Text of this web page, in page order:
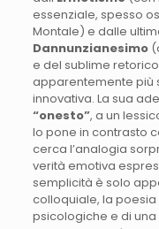
essenziale, spesso
Montale) e dalle
Dannunzianesimo
e del sublime
apparentemente più
innovativa. La sua
“onesto”, a un
lo pone in contrasto
cerca l’analogia
verità emotiva
semplicità è solo
colloquiale, la
psicologiche e di